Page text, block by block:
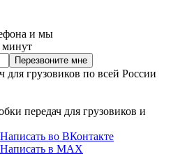
и мы
минут
Перезвоните мне
для грузовиков по всей России
передач для грузовиков и